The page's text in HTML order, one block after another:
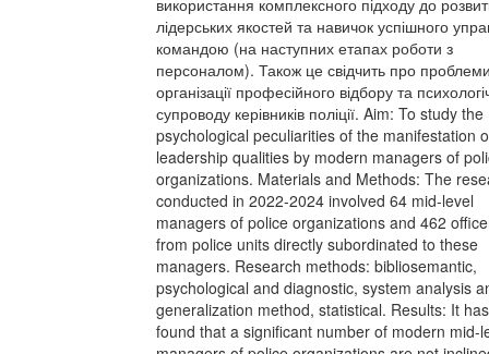
використання комплексного підходу до
лідерських якостей та навичок успішного
командою (на наступних етапах роботи з
персоналом). Також це свідчить про
організації професійного відбору та
супроводу керівників поліції. Aim: To study the
psychological peculiarities of the manifestation
leadership qualities by modern managers of
organizations. Materials and Methods: The
conducted in 2022-2024 involved 64 mid-level
managers of police organizations and 462
from police units directly subordinated to these
managers. Research methods: bibliosemantic,
psychological and diagnostic, system analysis
generalization method, statistical. Results: It
found that a significant number of modern mid-